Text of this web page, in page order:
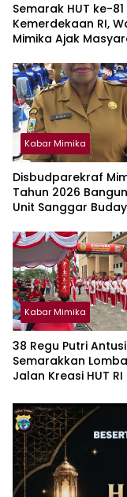
Semarak HUT ke-81
Kemerdekaan RI,
Mimika Ajak
Keberagaman
Kabar Mimika
Disbudparekraf
Tahun 2026
Unit Sanggar
Kabar Mimika
38 Regu Putri
Semarakkan
Jalan Kreasi HUT RI